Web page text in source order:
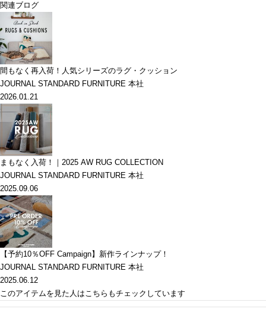
関連ブログ
間もなく再入荷！人気シリーズのラグ・クッション
JOURNAL STANDARD FURNITURE 本社
2026.01.21
まもなく入荷！｜2025 AW RUG COLLECTION
JOURNAL STANDARD FURNITURE 本社
2025.09.06
【予約10％OFF Campaign】新作ラインナップ！
JOURNAL STANDARD FURNITURE 本社
2025.06.12
このアイテムを見た人はこちらもチェックしています